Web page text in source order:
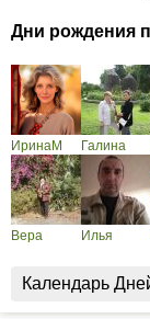
Дни рождения
ИринаМ Галина
Вера Илья
Календарь